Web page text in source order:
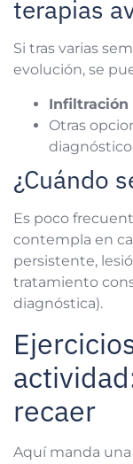
terapias
Si tras varias
evolución, se
Infiltración
Otras
¿Cuándo
Es poco
contempla en
persistente,
tratamiento
diagnóstica).
recaer
Aquí manda